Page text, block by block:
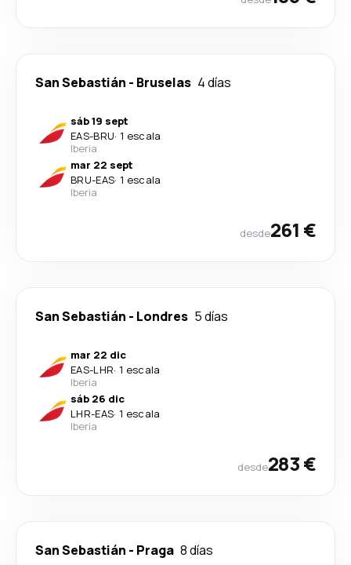
San Sebastián - Bruselas 4 días
sáb 19 sept
EAS-BRU· 1 escala
Iberia
mar 22 sept
BRU-EAS· 1 escala
Iberia
desde261 €
San Sebastián - Londres 5 días
mar 22 dic
EAS-LHR· 1 escala
Iberia
sáb 26 dic
LHR-EAS· 1 escala
Iberia
desde283 €
San Sebastián - Praga 8 días